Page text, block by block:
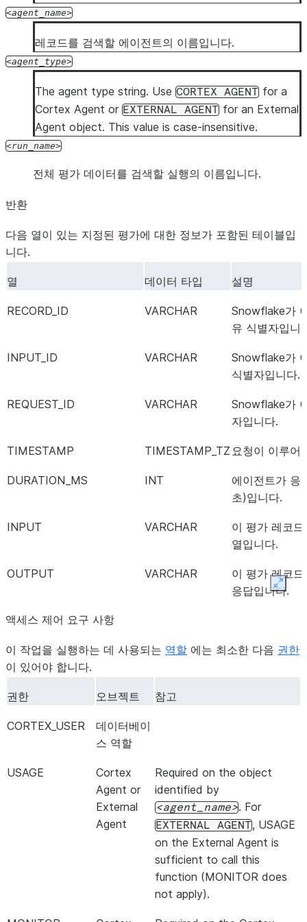
agent_name
레코드를 검색할 에이전트의 이름입니다.
agent_type
The agent type string. Use CORTEX AGENT for a
Cortex Agent or EXTERNAL AGENT for an External
Agent object. This value is case-insensitive.
run_name
전체 평가 데이터를 검색할 실행의 이름입니다.
반환
다음 열이 있는 지정된 평가에 대한 정보가 포함된 테이블입
니다.
열 데이터 타입 설명
RECORD_ID VARCHAR
Snowflake가
유 식별자입니
INPUT_ID VARCHAR
Snowflake가
식별자입니다.
REQUEST_ID VARCHAR
Snowflake가
자입니다.
TIMESTAMP TIMESTAMP_TZ 요청이 이루어
DURATION_MS INT
에이전트가 응
초)입니다.
INPUT VARCHAR
이 평가 레코
열입니다.
OUTPUT VARCHAR
이 평가 레코
응답입니다.
ERROR
GROUND_TRUTH VARCHAR
The ground
VARCHAR 이 레코드에
EVAL_AGG_SCORE NUMBER 이 레코드에
VARCHAR
평가 중인 메
트릭의 경우
지정 메트릭의
액세스 제어 요구 사항
이 작업을 실행하는 데 사용되는 역할 에는 최소한 다음 권한
이 있어야 합니다.
권한 오브젝트 참고
CORTEX_USER
데이터베이
스 역할
USAGE
Cortex
Agent or
External
Agent
Required on the object
identified by
agent_name . For
EXTERNAL AGENT, USAGE
on the External Agent is
sufficient to call this
function (MONITOR does
not apply).